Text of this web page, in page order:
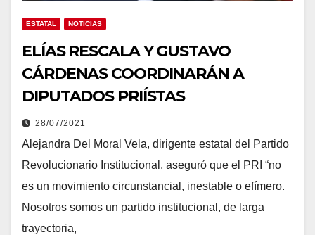
ESTATAL NOTICIAS
ELÍAS RESCALA Y GUSTAVO
CÁRDENAS COORDINARÁN A
DIPUTADOS PRIÍSTAS
28/07/2021
Alejandra Del Moral Vela, dirigente estatal del Partido
Revolucionario Institucional, aseguró que el PRI “no
es un movimiento circunstancial, inestable o efímero.
Nosotros somos un partido institucional, de larga
trayectoria,